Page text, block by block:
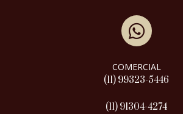

COMERCIAL
(11) 99323-5446
(11) 91304-4274